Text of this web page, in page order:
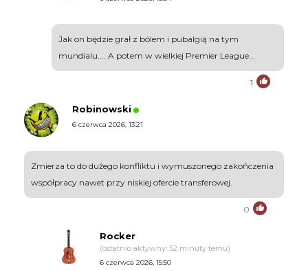
Jak on będzie grał z bólem i pubalgią na tym
mundialu.... A potem w wielkiej Premier League...
1
Robinowski
6 czerwca 2026, 13:21
Zmierza to do dużego konfliktu i wymuszonego zakończenia
współpracy nawet przy niskiej ofercie transferowej.
0
Rocker
(ostatnio aktywny: 52 minuty temu)
6 czerwca 2026, 15:50